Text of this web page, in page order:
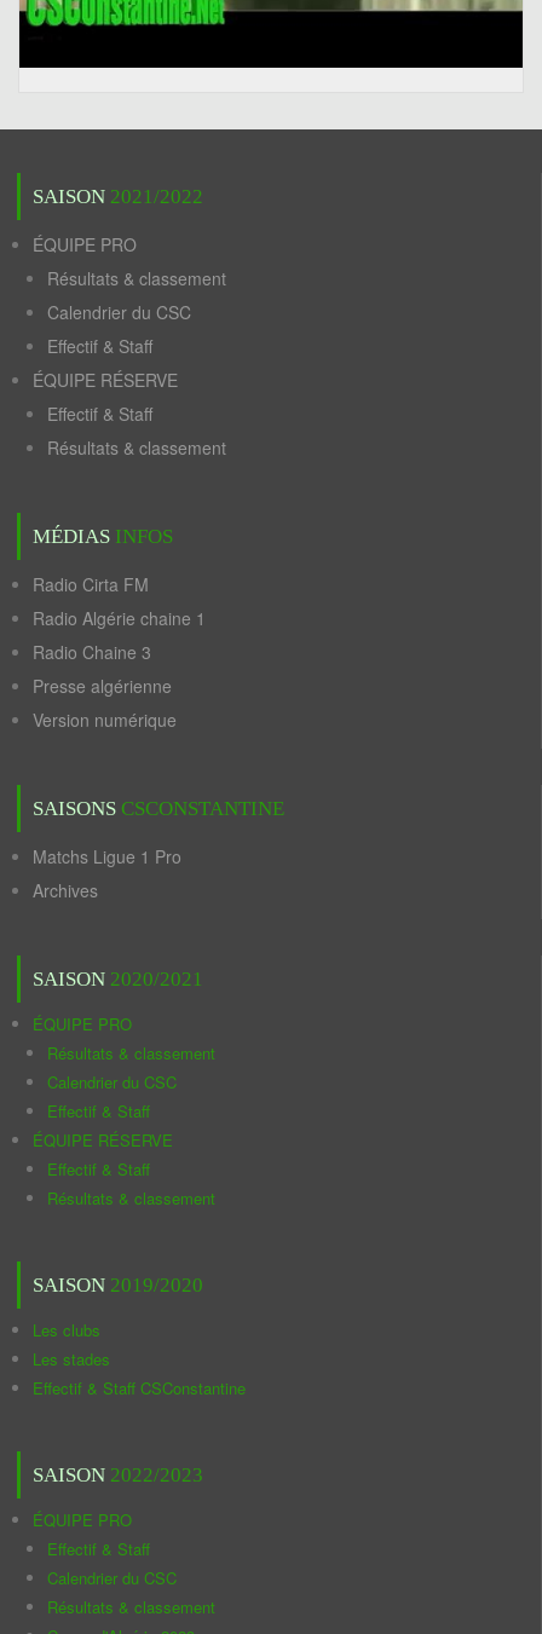
SAISON 2021/2022
ÉQUIPE PRO
Résultats & classement
Calendrier du CSC
Effectif & Staff
ÉQUIPE RÉSERVE
Effectif & Staff
Résultats & classement
MÉDIAS INFOS
Radio Cirta FM
Radio Algérie chaine 1
Radio Chaine 3
Presse algérienne
Version numérique
SAISONS CSCONSTANTINE
Matchs Ligue 1 Pro
Archives
SAISON 2020/2021
ÉQUIPE PRO
Résultats & classement
Calendrier du CSC
Effectif & Staff
ÉQUIPE RÉSERVE
Effectif & Staff
Résultats & classement
SAISON 2019/2020
Les clubs
Les stades
Effectif & Staff CSConstantine
SAISON 2022/2023
ÉQUIPE PRO
Effectif & Staff
Calendrier du CSC
Résultats & classement